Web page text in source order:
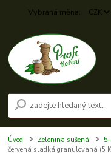
CZK
Úvod Zelenina sušená
červená sladká granulovaná (5